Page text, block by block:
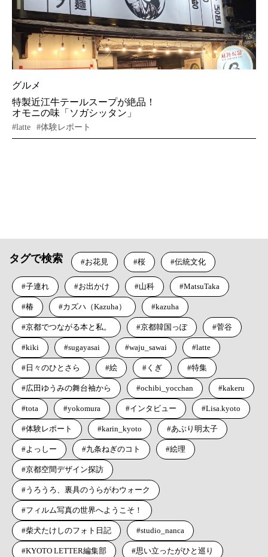
グルメ
特製近江牛テールスープが絶品！
オモニの味「ソガシッタン」
#latte #体験レポート
タグで検索 お花見 桜 伝統文化
子連れ お出かけ 山科 MatsuTaka
椿 カズハ（Kazuha） kazuha
京都でつながる本と私。 京都韓国っぽ 菅谷
kiki sugayasai waju_sawai latte
日々のひとさら 絵 くぎ 特集
広田ゆうみの舞台袖から ochibi_yocchan kakeru
tota yokomura インタビュー Lisa.kyoto
体験レポート karin_kyoto あぶり明太子
よっしー 九条ねぎのコト 絵理
京都空間デザイン探訪
うろうろ、裏具のうらがわウォーク
フィルム写真の世界へようこそ！
柴犬たけしのフォト日記 studio_nanca
KYOTO LETTER編集部 思い立ったがひと巡り